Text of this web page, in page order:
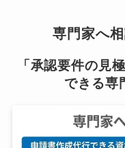
専門家へ
「承認要件の見
できる専